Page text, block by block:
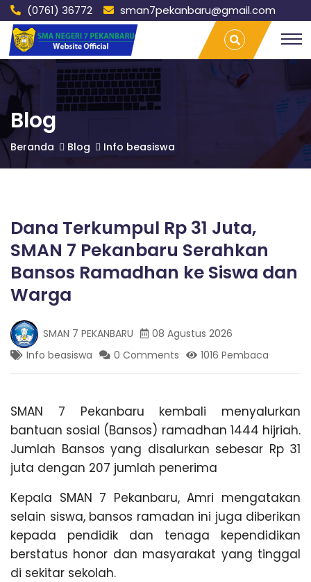
(0761) 36772 sman7pekanbaru@gmail.com
S
M
A
N
P
E
K
A
N
B
A
R
U
Dana
Terkumpul
Rp 31 Juta,
SMAN 7
Pekanbaru
Serahkan
Bansos
Ramadhan
ke Siswa
dan Warga
| SMAN 7
a
v
e
L
m
p
u
Blog
Beranda Blog Info beasiswa
Dana Terkumpul Rp 31 Juta,
SMAN 7 Pekanbaru Serahkan
Bansos Ramadhan ke Siswa dan
Warga
SMAN 7 PEKANBARU
08 Agustus 2026
Info beasiswa
0 Comments 1016 Pembaca
SMAN 7 Pekanbaru kembali menyalurkan
bantuan sosial (Bansos) ramadhan 1444 hijriah.
Jumlah Bansos yang disalurkan sebesar Rp 31
juta dengan 207 jumlah penerima
Kepala SMAN 7 Pekanbaru, Amri mengatakan
selain siswa, bansos ramadan ini juga diberikan
kepada pendidik dan tenaga kependidikan
berstatus honor dan masyarakat yang tinggal
di sekitar sekolah.